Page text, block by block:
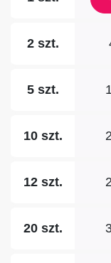
2 szt.
5 szt.
10 szt.
12 szt.
20 szt.